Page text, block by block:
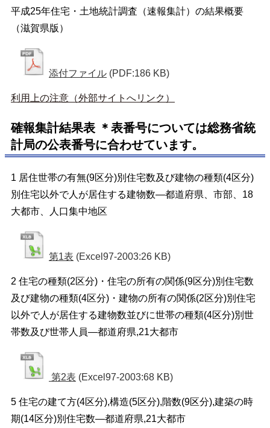
平成25年住宅・土地統計調査（速報集計）の結果概要
（滋賀県版）
添付ファイル (PDF:186 KB)
利用上の注意（外部サイトへリンク）
確報集計結果表 ＊表番号については総務省統
計局の公表番号に合わせています。
1 居住世帯の有無(9区分)別住宅数及び建物の種類(4区分)
別住宅以外で人が居住する建物数―都道府県、市部、18
大都市、人口集中地区
第1表 (Excel97-2003:26 KB)
2 住宅の種類(2区分)・住宅の所有の関係(9区分)別住宅数
及び建物の種類(4区分)・建物の所有の関係(2区分)別住宅
以外で人が居住する建物数並びに世帯の種類(4区分)別世
帯数及び世帯人員―都道府県,21大都市
第2表 (Excel97-2003:68 KB)
5 住宅の建て方(4区分),構造(5区分),階数(9区分),建築の時
期(14区分)別住宅数―都道府県,21大都市